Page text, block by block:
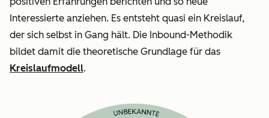
Interessierte anziehen. Es entsteht quasi ein Kreislauf,
der sich selbst in Gang hält. Die Inbound-Methodik
bildet damit die theoretische Grundlage für das
Kreislaufmodell.